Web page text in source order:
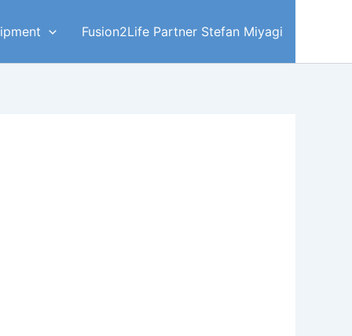
Fusion2Life Partner Stefan Miyagi